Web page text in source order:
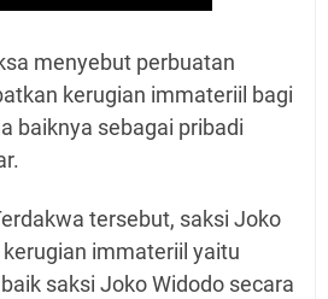
menyebut perbuatan
kerugian immateriil bagi
baiknya sebagai pribadi
tersebut, saksi Joko
immateriil yaitu
saksi Joko Widodo secara